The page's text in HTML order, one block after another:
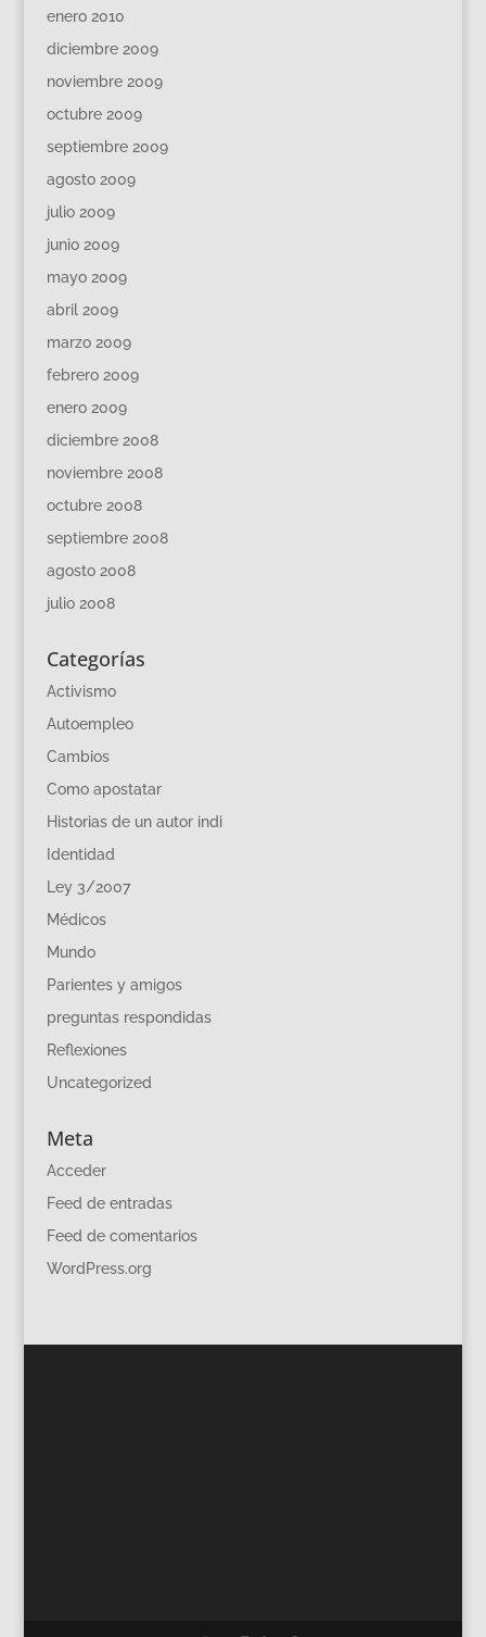
enero 2010
diciembre 2009
noviembre 2009
octubre 2009
septiembre 2009
agosto 2009
julio 2009
junio 2009
mayo 2009
abril 2009
marzo 2009
febrero 2009
enero 2009
diciembre 2008
noviembre 2008
octubre 2008
septiembre 2008
agosto 2008
julio 2008
Categorías
Activismo
Autoempleo
Cambios
Como apostatar
Historias de un autor indi
Identidad
Ley 3/2007
Médicos
Mundo
Parientes y amigos
preguntas respondidas
Reflexiones
Uncategorized
Meta
Acceder
Feed de entradas
Feed de comentarios
WordPress.org